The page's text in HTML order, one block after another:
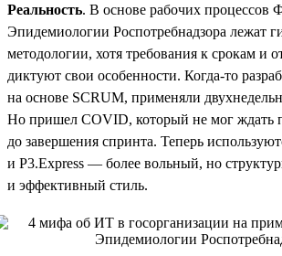
Реальность. В основе рабочих
Эпидемиологии Роспотребнадзора лежат
методологии, хотя требования к срокам и
диктуют свои особенности. Когда-то
на основе SCRUM, применяли
Но пришел COVID, который не мог ждать
до завершения спринта. Теперь
и P3.Express — более вольный, но
и эффективный стиль.